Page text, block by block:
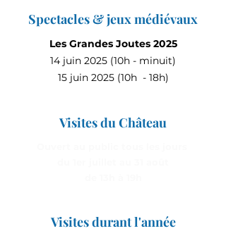
Spectacles & jeux médiévaux
Les Grandes Joutes 2025
14 juin 2025 (10h - minuit)
15 juin 2025 (10h - 18h)
Visites du Château
Visites durant l'année